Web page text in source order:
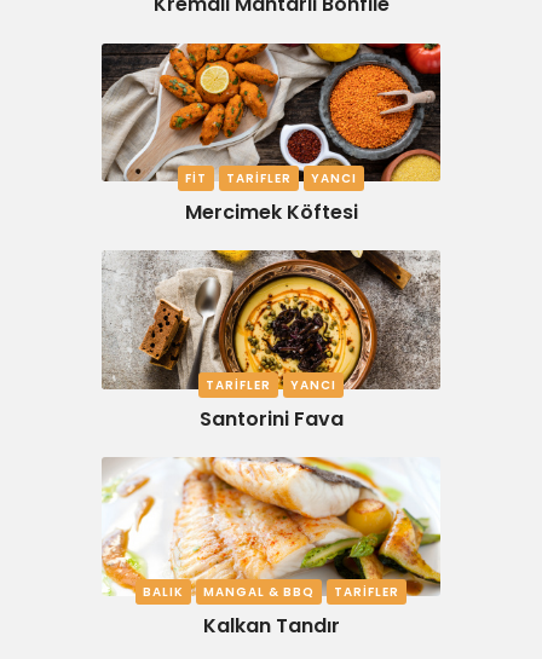
FIT TARIFLER YANCI
Mercimek Köftesi
TARIFLER YANCI
Santorini Fava
BALIK MANGAL & BBQ TARIFLER
Kalkan Tandır